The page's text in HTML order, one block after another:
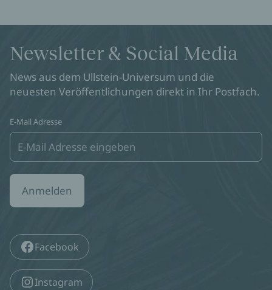
Newsletter & Social Media
News aus dem Ullstein-Universum und die
neuesten Veröffentlichungen direkt in Ihr Postfach.
E-Mail Adresse
Anmelden
Facebook
Instagram